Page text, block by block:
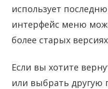
использует
интерфейс меню
более старых
Если вы хотите
или выбрать другую